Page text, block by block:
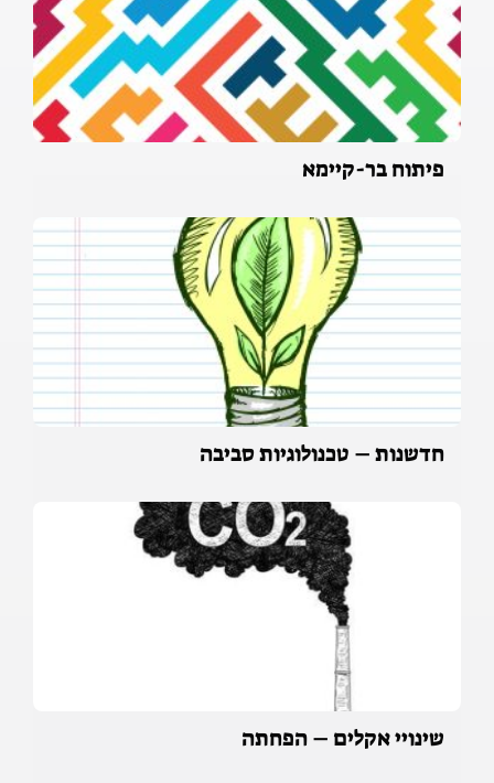
פיתוח בר-קיימא
חדשנות – טכנולוגיות סביבה
שינויי אקלים – הפחתה